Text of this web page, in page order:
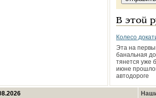
В этой
Колесо
Эта на
банальная
тянется уже
июне
автодороге